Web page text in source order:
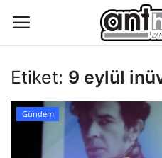
Eğitim
Etiket: 9 eylül
Gündem